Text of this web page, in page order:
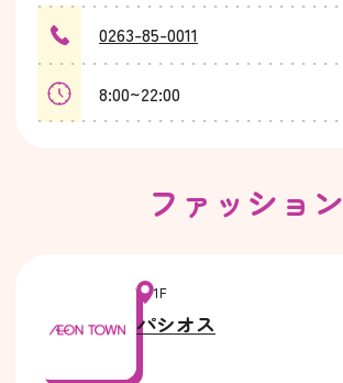
0263-85-0011
8:00~22:00
ファッション
1F
パシオス